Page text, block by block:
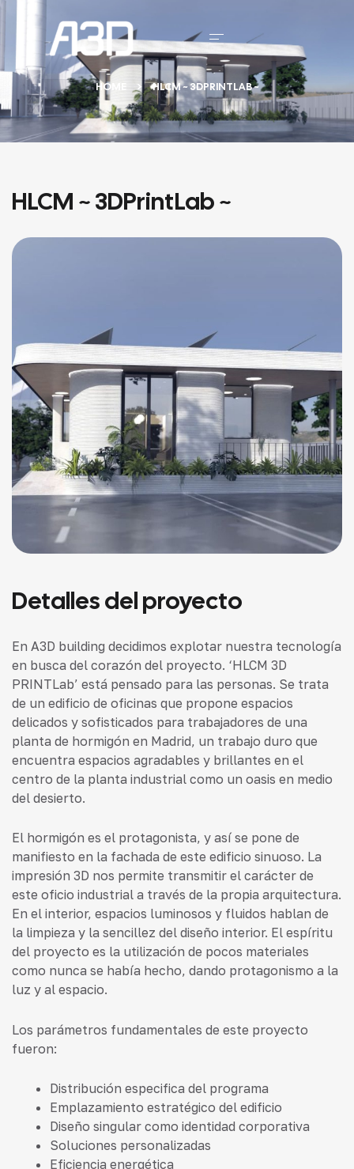
HOME HLCM ~ 3DPRINTLAB ~
HLCM ~ 3DPrintLab ~
Detalles del proyecto
En A3D building decidimos explotar nuestra tecnología
en busca del corazón del proyecto. ‘HLCM 3D
PRINTLab’ está pensado para las personas. Se trata
de un edificio de oficinas que propone espacios
delicados y sofisticados para trabajadores de una
planta de hormigón en Madrid, un trabajo duro que
encuentra espacios agradables y brillantes en el
centro de la planta industrial como un oasis en medio
del desierto.
El hormigón es el protagonista, y así se pone de
manifiesto en la fachada de este edificio sinuoso. La
impresión 3D nos permite transmitir el carácter de
este oficio industrial a través de la propia arquitectura.
En el interior, espacios luminosos y fluidos hablan de
la limpieza y la sencillez del diseño interior. El espíritu
del proyecto es la utilización de pocos materiales
como nunca se había hecho, dando protagonismo a la
luz y al espacio.
Los parámetros fundamentales de este proyecto
fueron:
Distribución especifica del programa
Emplazamiento estratégico del edificio
Diseño singular como identidad corporativa
Soluciones personalizadas
Eficiencia energética